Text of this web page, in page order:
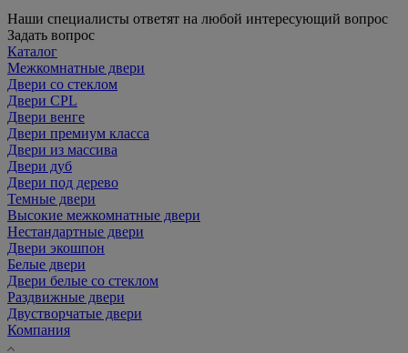
Наши специалисты ответят на любой интересующий вопрос
Задать вопрос
Каталог
Межкомнатные двери
Двери со стеклом
Двери CPL
Двери венге
Двери премиум класса
Двери из массива
Двери дуб
Двери под дерево
Темные двери
Высокие межкомнатные двери
Нестандартные двери
Двери экошпон
Белые двери
Двери белые со стеклом
Раздвижные двери
Двустворчатые двери
Компания